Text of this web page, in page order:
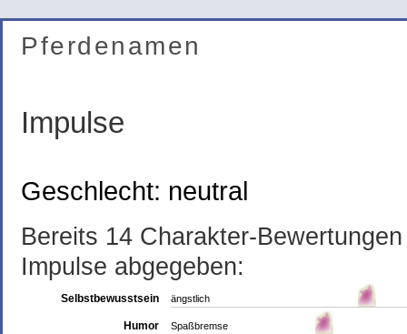
Pferdenamen
Impulse
Geschlecht: neutral
Bereits 14 Charakter-
Impulse abgegeben:
Selbstbewusstsein ängstlich
Humor Spaßbremse